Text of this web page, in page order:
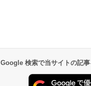
Google 検索で当サイトの記